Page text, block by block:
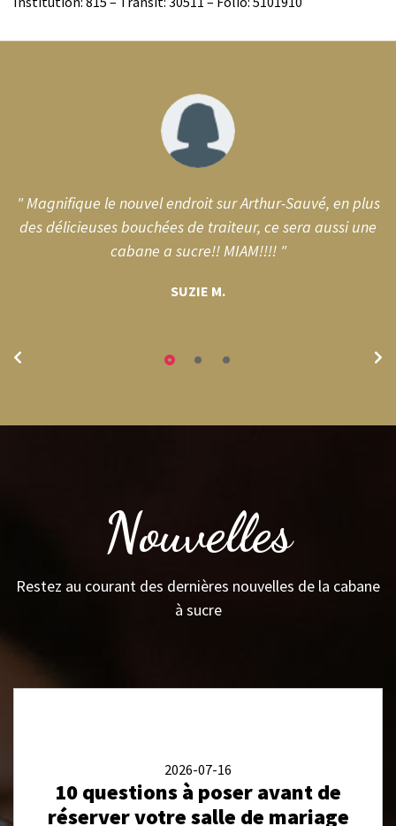
" Magnifique le nouvel endroit sur Arthur-Sauvé, en plus
des délicieuses bouchées de traiteur, ce sera aussi une
cabane a sucre!! MIAM!!!! "
SUZIE M.
Nouvelles
Restez au courant des dernières nouvelles de la cabane
à sucre
2026-07-16
10 questions à poser avant de
réserver votre salle de mariage